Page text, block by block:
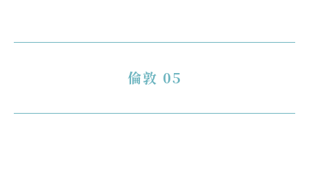
倫敦 05